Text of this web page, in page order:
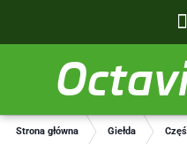
Strona główna Giełda